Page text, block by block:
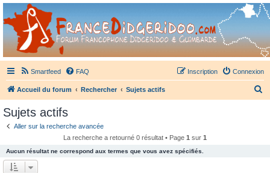
France Didgeridoo
Didgeridoo et Guimbarde sur France Didgeridoo - retrouvez la communauté.
Smartfeed FAQ Connexion
Inscription
Accueil du forum Rechercher Sujets actifs
Sujets actifs
Aller sur la recherche avancée
La recherche a retourné 0 résultat • Page 1 sur 1
Aucun résultat ne correspond aux termes que vous avez spécifiés.